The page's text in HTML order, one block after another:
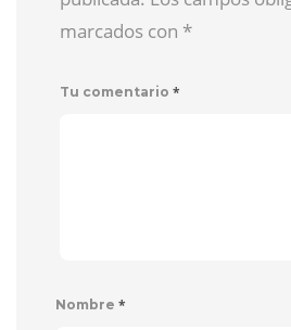
marcados con *
Tu comentario *
Nombre *